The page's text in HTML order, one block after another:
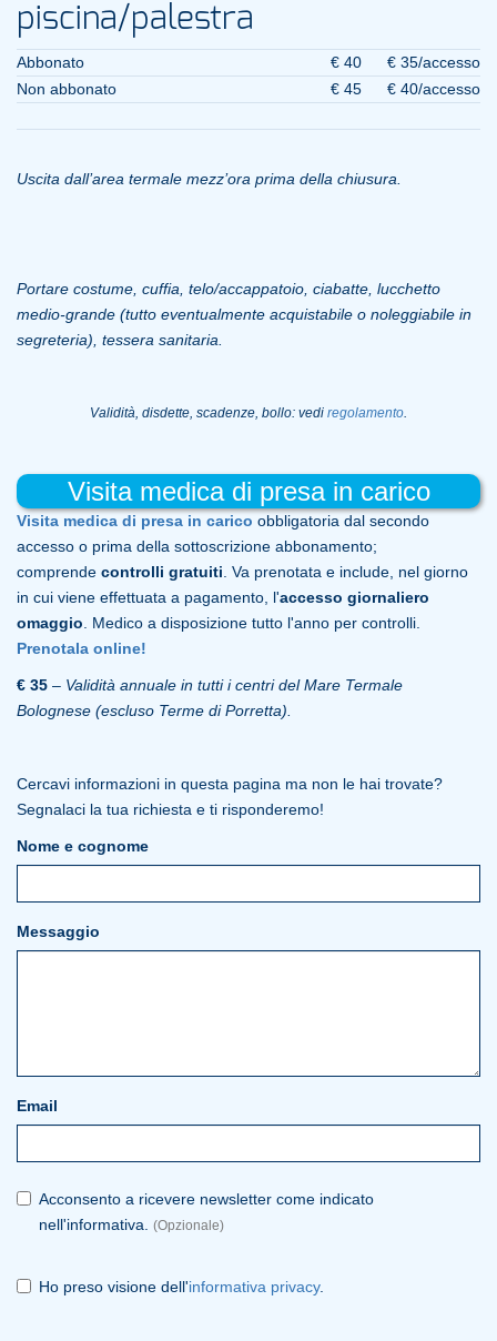
piscina/palestra
Abbonato € 40
€ 35/accesso
Non abbonato
€ 45 € 40/accesso
Uscita dall’area termale mezz’ora prima della chiusura.
Portare costume, cuffia, telo/accappatoio, ciabatte, lucchetto
medio-grande (tutto eventualmente acquistabile o noleggiabile in
segreteria), tessera sanitaria.
Validità, disdette, scadenze, bollo: vedi regolamento.
Visita medica di presa in carico
Visita medica di presa in carico obbligatoria dal secondo
accesso o prima della sottoscrizione abbonamento;
comprende controlli gratuiti . Va prenotata e include, nel giorno
in cui viene effettuata a pagamento, l'accesso giornaliero
omaggio . Medico a disposizione tutto l'anno per controlli.
Prenotala online!
€ 35 – Validità annuale in tutti i centri del Mare Termale
Bolognese (escluso Terme di Porretta).
Cercavi informazioni in questa pagina ma non le hai trovate?
Segnalaci la tua richiesta e ti risponderemo!
Nome e cognome
Messaggio
Email
Acconsento a ricevere newsletter come indicato
nell'informativa. (Opzionale)
Ho preso visione dell'informativa privacy.